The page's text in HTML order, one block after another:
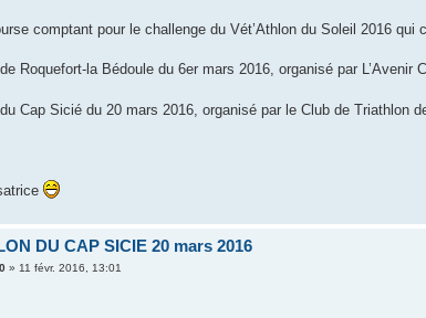
comptant pour le challenge du Vét’Athlon du Soleil 2016
Roquefort-la Bédoule du 6er mars 2016, organisé par L’Avenir
Cap Sicié du 20 mars 2016, organisé par le Club de Triathlon
DU CAP SICIE 20 mars 2016
» 11 févr. 2016, 13:01